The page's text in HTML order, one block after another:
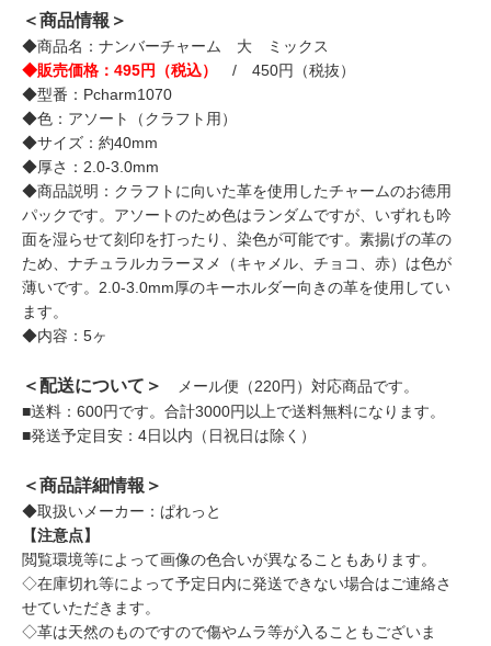
＜商品情報＞
◆商品名：ナンバーチャーム 大 ミックス
◆販売価格：495円（税込）
/ 450円（税抜）
◆型番：Pcharm1070
◆色：アソート（クラフト用）
◆サイズ：約40mm
◆厚さ：2.0-3.0mm
◆商品説明：クラフトに向いた革を使用したチャームのお徳用
パックです。アソートのため色はランダムですが、いずれも吟
面を湿らせて刻印を打ったり、染色が可能です。素揚げの革の
ため、ナチュラルカラーヌメ（キャメル、チョコ、赤）は色が
薄いです。2.0-3.0mm厚のキーホルダー向きの革を使用してい
ます。
◆内容：5ヶ
＜配送について＞
メール便（220円）対応商品です。
■送料：600円です。合計3000円以上で送料無料になります。
■発送予定目安：4日以内（日祝日は除く）
＜商品詳細情報＞
◆取扱いメーカー：ぱれっと
【注意点】
閲覧環境等によって画像の色合いが異なることもあります。
◇在庫切れ等によって予定日内に発送できない場合はご連絡さ
せていただきます。
◇革は天然のものですので傷やムラ等が入ることもございま